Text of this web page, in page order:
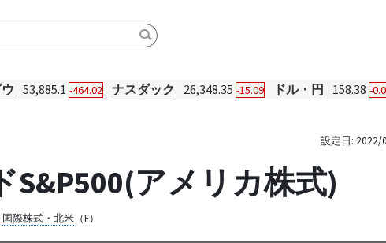
53,885.1 -464.02 ナスダック 26,348.35 -15.09 ドル・円 158.38 -
設定日: 2022/
アメリカ株式)
国際株式・北米（F）